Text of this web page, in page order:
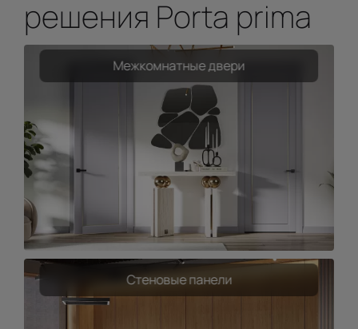
решения Porta prima
Межкомнатные двери
Стеновые панели